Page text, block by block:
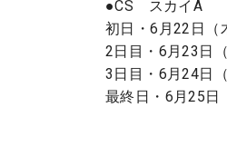
●CS スカイA
初日・6月22日（
2日目・6月23日
3日目・6月24日
最終日・6月25日